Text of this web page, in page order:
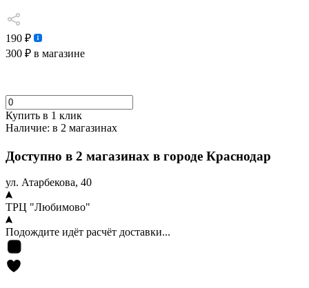
190 ₽
300 ₽ в магазине
Купить в 1 клик
Наличие: в 2 магазинах
Доступно в 2 магазинах в городе Краснодар
ул. Атарбекова, 40
ТРЦ "Любимово"
Подождите идёт расчёт доставки...